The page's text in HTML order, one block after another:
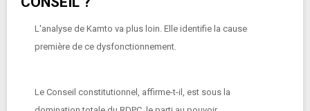
L'analyse de Kamto va plus loin. Elle identifie la cause
première de ce dysfonctionnement.
Le Conseil constitutionnel, affirme-t-il, est sous la